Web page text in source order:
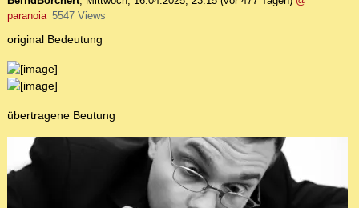
paranoia 5547 Views
original Bedeutung
übertragene Beutung